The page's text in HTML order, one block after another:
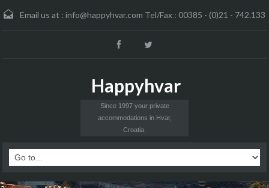
Email us at : info@happyhvar.com Tel/Fax : 00385 - (0)21 - 742.133
Happyhvar
Since 1997 your private
accommodations in Hvar,
Croatia.